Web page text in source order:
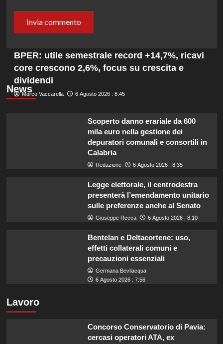
News
BPER: utile semestrale record +14,7%, ricavi
core crescono 2,6%, focus su crescita e
dividendi
Marco Vaccarella 6 Agosto 2026 : 8:45
Scoperto danno erariale da 600
mila euro nella gestione dei
depuratori comunali e consortili in
Calabria
Redazione 6 Agosto 2026 : 8:35
Legge elettorale, il centrodestra
presenterà l’emendamento unitario
sulle preferenze anche al Senato
Giuseppe Recca 6 Agosto 2026 : 8:10
Bentelan e Deltacortene: uso,
effetti collaterali comuni e
precauzioni essenziali
Germana Bevilacqua
6 Agosto 2026 : 7:56
Lavoro
Concorso Conservatorio di Pavia:
cercasi operatori ATA, ex